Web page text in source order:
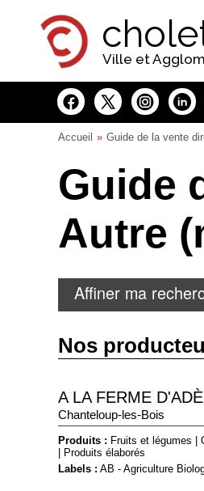
Ville et
Accueil Guide de la vente
Guide
Autre
Affiner ma
Nos
A LA FERME
Chanteloup-les-Bois
Produits : Fruits et légumes
Produits élaborés
Labels : AB - Agriculture